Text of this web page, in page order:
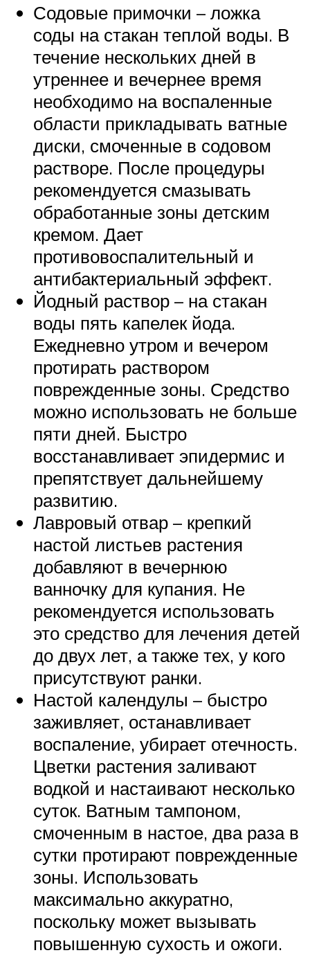
Содовые примочки – ложка
соды на стакан теплой воды. В
течение нескольких дней в
утреннее и вечернее время
необходимо на воспаленные
области прикладывать ватные
диски, смоченные в содовом
растворе. После процедуры
рекомендуется смазывать
обработанные зоны детским
кремом. Дает
противовоспалительный и
антибактериальный эффект.
Йодный раствор – на стакан
воды пять капелек йода.
Ежедневно утром и вечером
протирать раствором
поврежденные зоны. Средство
можно использовать не больше
пяти дней. Быстро
восстанавливает эпидермис и
препятствует дальнейшему
развитию.
Лавровый отвар – крепкий
настой листьев растения
добавляют в вечернюю
ванночку для купания. Не
рекомендуется использовать
это средство для лечения детей
до двух лет, а также тех, у кого
присутствуют ранки.
Настой календулы – быстро
заживляет, останавливает
воспаление, убирает отечность.
Цветки растения заливают
водкой и настаивают несколько
суток. Ватным тампоном,
смоченным в настое, два раза в
сутки протирают поврежденные
зоны. Использовать
максимально аккуратно,
поскольку может вызывать
повышенную сухость и ожоги.